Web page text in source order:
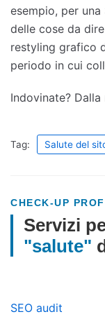
esempio, per una
delle cose da
restyling grafico
periodo in cui
Indovinate?
Tag: Salute del
CHECK-UP
Servizi
"salute"
SEO audit